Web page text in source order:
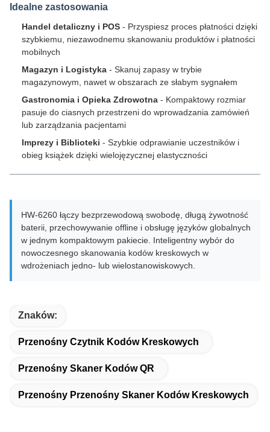
Idealne zastosowania
Handel detaliczny i POS - Przyspiesz proces płatności dzięki
szybkiemu, niezawodnemu skanowaniu produktów i płatności
mobilnych
Magazyn i Logistyka - Skanuj zapasy w trybie
magazynowym, nawet w obszarach ze słabym sygnałem
Gastronomia i Opieka Zdrowotna - Kompaktowy rozmiar
pasuje do ciasnych przestrzeni do wprowadzania zamówień
lub zarządzania pacjentami
Imprezy i Biblioteki - Szybkie odprawianie uczestników i
obieg książek dzięki wielojęzycznej elastyczności
HW-6260 łączy bezprzewodową swobodę, długą żywotność
baterii, przechowywanie offline i obsługę języków globalnych
w jednym kompaktowym pakiecie. Inteligentny wybór do
nowoczesnego skanowania kodów kreskowych w
wdrożeniach jedno- lub wielostanowiskowych.
Znaków:
Przenośny Czytnik Kodów Kreskowych
Przenośny Skaner Kodów QR
Przenośny Przenośny Skaner Kodów Kreskowych